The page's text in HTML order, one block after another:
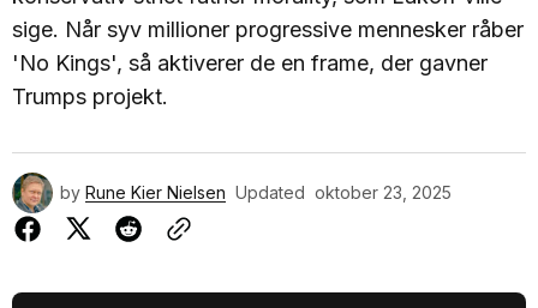
sige. Når syv millioner progressive mennesker råber
'No Kings', så aktiverer de en frame, der gavner
Trumps projekt.
by Rune Kier Nielsen Updated oktober 23, 2025